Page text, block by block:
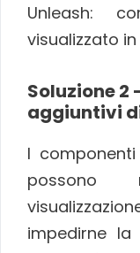
Unleash:
visualizzato in
Soluzione
aggiuntivi
I
possono
impedirne la